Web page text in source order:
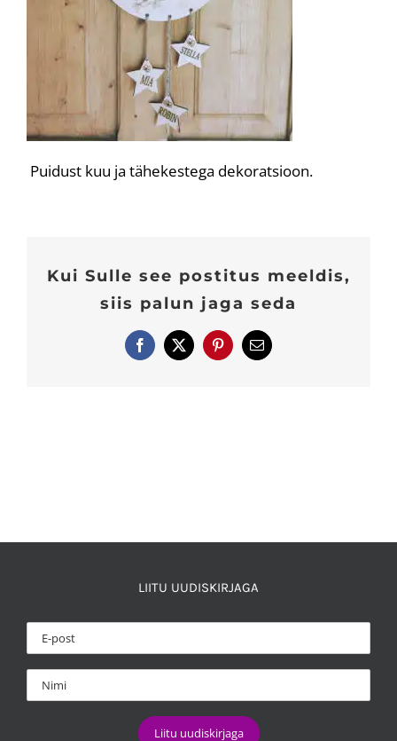
Puidust kuu ja tähekestega dekoratsioon.
Kui Sulle see postitus meeldis,
siis palun jaga seda
Facebook
X PinterestE-
post
LIITU UUDISKIRJAGA